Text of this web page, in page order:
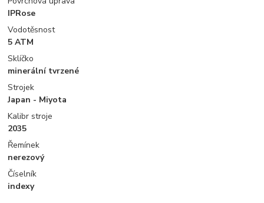
IPRose
Vodotěsnost
5 ATM
Sklíčko
minerální tvrzené
Strojek
Japan - Miyota
Kalibr stroje
2035
Řemínek
nerezový
Číselník
indexy